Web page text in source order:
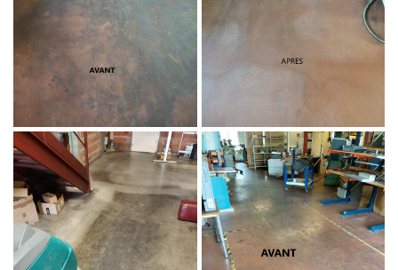
Rafraîchir le captcha
En cochant cette case, vous consentez à recevoir nos propositions
commerciales à l'adresse email indiqué ci-dessus. Vous pouvez vous
désinscrire à tout moment en utilisantle formulaire de désinscription.
INSCRIPTION